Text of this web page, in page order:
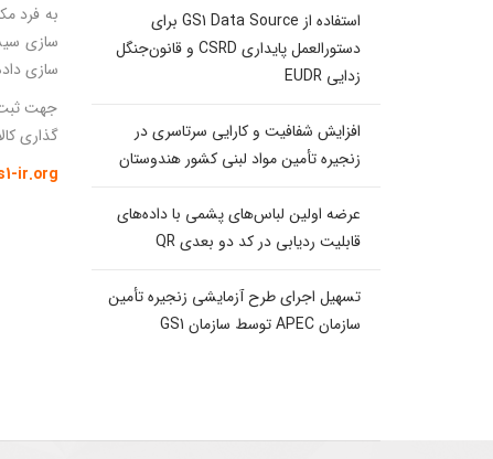
به فرد
سازی
سازی
جهت ثبت
گذاری
ir.org
استفاده از GS1 Data Source برای
دستورالعمل پایداری CSRD و قانون‌جنگل
زدایی EUDR
افزایش شفافیت و کارایی سرتاسری در
زنجیره تأمین مواد لبنی کشور هندوستان
عرضه اولین لباس‌های پشمی با داده‌های
قابلیت ردیابی در کد دو بعدی QR
تسهیل اجرای طرح آزمایشی زنجیره تأمین
سازمان APEC توسط سازمان GS1